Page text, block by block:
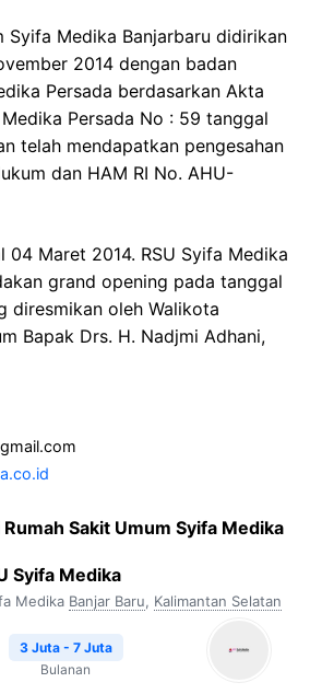
Syifa Medika Banjarbaru didirikan
2014 dengan badan
Persada berdasarkan Akta
Persada No : 59 tanggal
telah mendapatkan pengesahan
dan HAM RI No. AHU-
04 Maret 2014. RSU Syifa Medika
grand opening pada tanggal
diresmikan oleh Walikota
Bapak Drs. H. Nadjmi Adhani,
Sakit Umum Syifa Medika
Syifa Medika
Medika Banjar Baru, Kalimantan Selatan
3 Juta - 7 Juta
Bulanan